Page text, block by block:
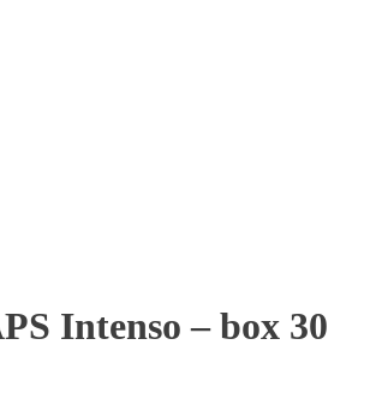
Intenso – box 30